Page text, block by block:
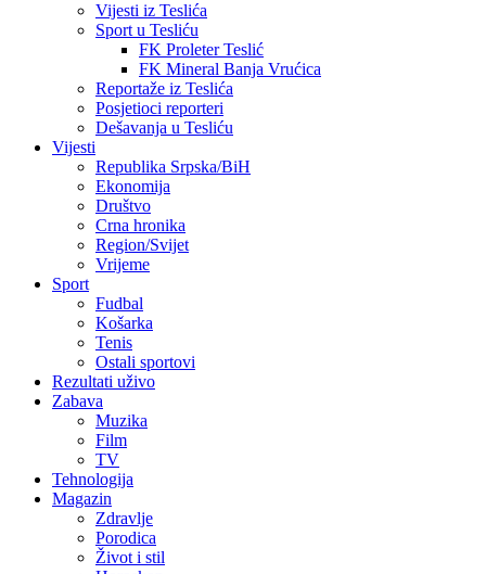
Vijesti iz Teslića
Sport u Tesliću
FK Proleter Teslić
FK Mineral Banja Vrućica
Reportaže iz Teslića
Posjetioci reporteri
Dešavanja u Tesliću
Vijesti
Republika Srpska/BiH
Ekonomija
Društvo
Crna hronika
Region/Svijet
Vrijeme
Sport
Fudbal
Košarka
Tenis
Ostali sportovi
Rezultati uživo
Zabava
Muzika
Film
TV
Tehnologija
Magazin
Zdravlje
Porodica
Život i stil